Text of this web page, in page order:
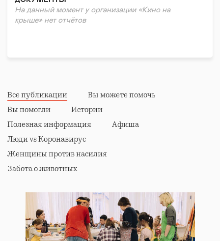
на самых крутых крытых обзорных площадках
города,следите за новостями и будьте всегда в курсе
предстоящих встреч
На данный момент у организации «Кино на
крыше» нет отчётов
Все публикации
Вы можете помочь
Вы помогли
Истории
Полезная информация
Афиша
Люди vs Коронавирус
Женщины против насилия
Забота о животных